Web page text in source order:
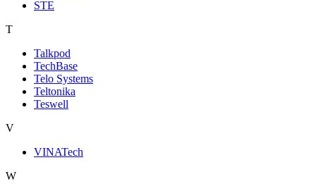
STE
T
Talkpod
TechBase
Telo Systems
Teltonika
Teswell
V
VINATech
W